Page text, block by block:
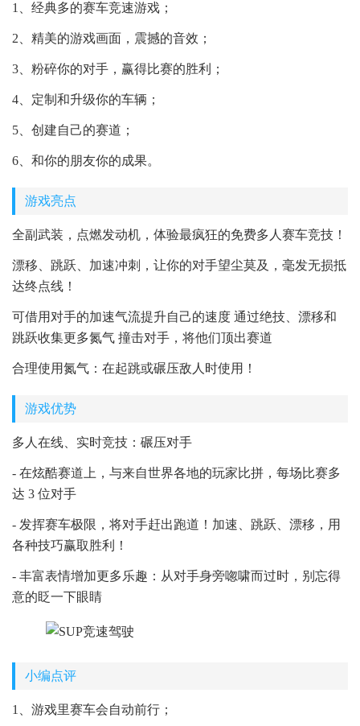
1、经典多的赛车竞速游戏；
2、精美的游戏画面，震撼的音效；
3、粉碎你的对手，赢得比赛的胜利；
4、定制和升级你的车辆；
5、创建自己的赛道；
6、和你的朋友你的成果。
游戏亮点
全副武装，点燃发动机，体验最疯狂的免费多人赛车竞技！
漂移、跳跃、加速冲刺，让你的对手望尘莫及，毫发无损抵
达终点线！
可借用对手的加速气流提升自己的速度 通过绝技、漂移和
跳跃收集更多氮气 撞击对手，将他们顶出赛道
合理使用氮气：在起跳或碾压敌人时使用！
游戏优势
多人在线、实时竞技：碾压对手
- 在炫酷赛道上，与来自世界各地的玩家比拼，每场比赛多
达 3 位对手
- 发挥赛车极限，将对手赶出跑道！加速、跳跃、漂移，用
各种技巧赢取胜利！
- 丰富表情增加更多乐趣：从对手身旁唿啸而过时，别忘得
意的眨一下眼睛
小编点评
1、游戏里赛车会自动前行；